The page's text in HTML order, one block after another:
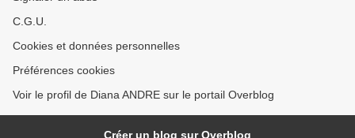
C.G.U.
Cookies et données personnelles
Préférences cookies
Voir le profil de Diana ANDRE sur le portail Overblog
Créer un blog sur Overblog